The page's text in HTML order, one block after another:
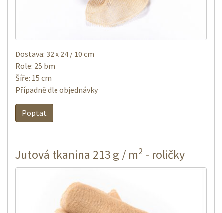
Dostava: 32 x 24 / 10 cm
Role: 25 bm
Šíře: 15 cm
Případně dle objednávky
Poptat
Jutová tkanina 213 g / m2 - roličky